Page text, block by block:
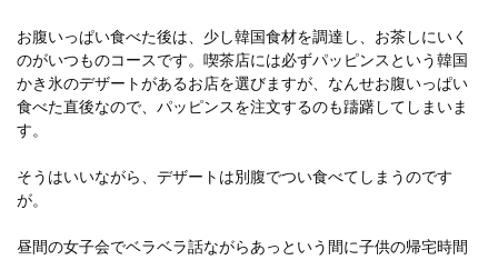
お腹いっぱい食べた後は、少し韓国食材を調達し、お茶しにいく
のがいつものコースです。喫茶店には必ずパッピンスという韓国
かき氷のデザートがあるお店を選びますが、なんせお腹いっぱい
食べた直後なので、パッピンスを注文するのも躊躇してしまいま
す。
そうはいいながら、デザートは別腹でつい食べてしまうのです
が。
昼間の女子会でベラベラ話ながらあっという間に子供の帰宅時間